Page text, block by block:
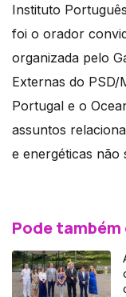
Instituto
foi o orador
organizada pelo
Externas do PSD/
Portugal e o
assuntos
e energéticas não
Pode